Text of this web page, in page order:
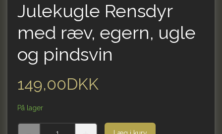
Julekugle Rensdyr
med ræv, egern, ugle
og pindsvin
149,00DKK
På lager